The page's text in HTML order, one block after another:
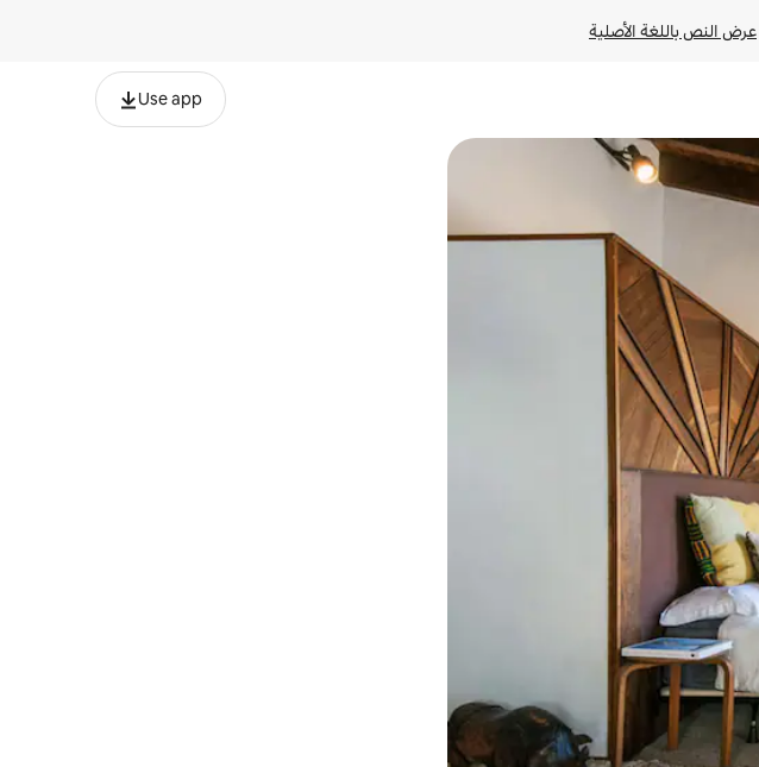
عرض النص باللغة الأصلية
Use app